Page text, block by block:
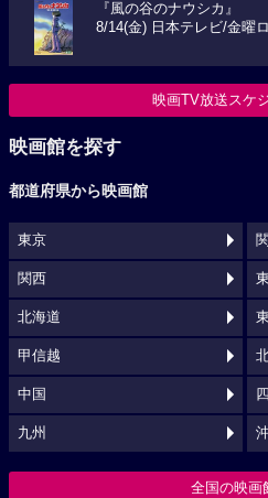
『風の谷のナウシカ』
8/14(金) 日本テレビ/金曜
映画TV放送スケ
映画館を探す
都道府県から映画館
東京
関西
北海道
甲信越
中国
九州
全国の映画